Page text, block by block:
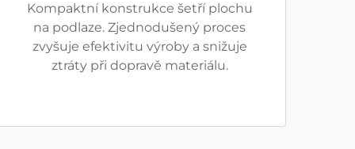
Kompaktní konstrukce šetří plochu
na podlaze. Zjednodušený proces
zvyšuje efektivitu výroby a snižuje
ztráty při dopravě materiálu.